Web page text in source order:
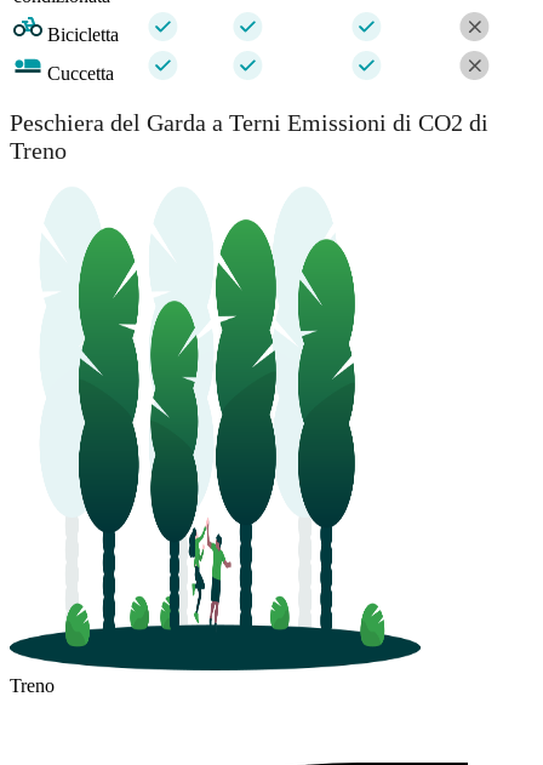
Bicicletta
Cuccetta
Peschiera del Garda a Terni Emissioni di CO2 di
Treno
Treno